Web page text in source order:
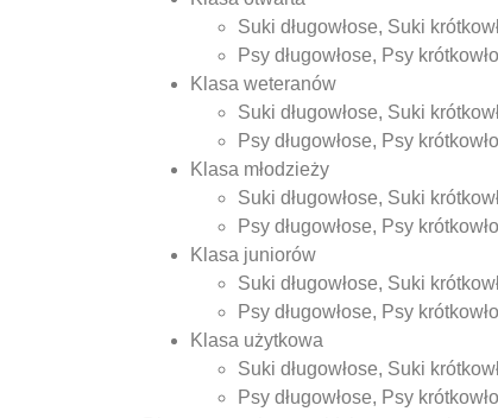
Suki długowłose, Suki
Psy długowłose, Psy
Klasa weteranów
Suki długowłose, Suki
Psy długowłose, Psy
Klasa młodzieży
Suki długowłose, Suki
Psy długowłose, Psy
Klasa juniorów
Suki długowłose, Suki
Psy długowłose, Psy
Klasa użytkowa
Suki długowłose, Suki
Psy długowłose, Psy